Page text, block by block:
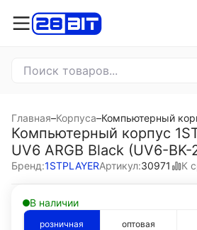
Главная–Корпуса–Компьютерный
Компьютерный корпус
UV6 ARGB Black (UV6-BK-
Бренд:1STPLAYERАртикул:30971 К
В наличии
розничная оптовая